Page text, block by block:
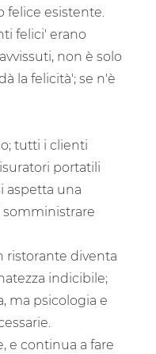
felice esistente.
felici' erano
non è solo
la felicità'; se n'è
tutti i clienti
portatili
aspetta una
somministrare
ristorante diventa
indicibile;
ma psicologia e
e continua a fare